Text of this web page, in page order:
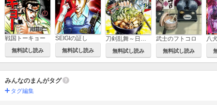
戦国トーキョー
無料試し読み
SEIGIの証し
無料試し読み 無料試し読み
武士のフトコロ
無料試し読み
八
みんなのまんがタグ
タグ編集